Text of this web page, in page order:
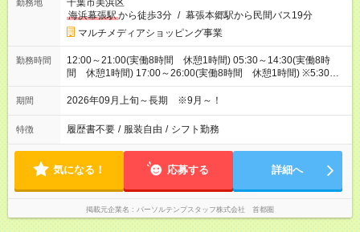
勤務地
千葉市美浜区
海浜幕張駅から徒歩3分 / 幕張本郷駅から民間バス19分
マルチメディアショッピング事業
勤務時間
12:00～21:00(実働8時間 休憩1時間) 05:30～14:30(実働8時
間 休憩1時間) 17:00～26:00(実働8時間 休憩1時間) ※5:30～
26:00の間で時間相談できます！
期間 2026年09月上旬～長期 ※9月～！
特徴 履歴書不要 / 服装自由 / シフト勤務
気になる！ 応募する 詳細へ
掲載元企業名 パーソルテンプスタッフ株式会社 首都圏